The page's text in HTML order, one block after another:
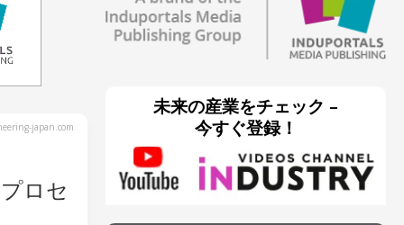
japan.com
ロセ
未来の産業をチェック –
今すぐ登録！